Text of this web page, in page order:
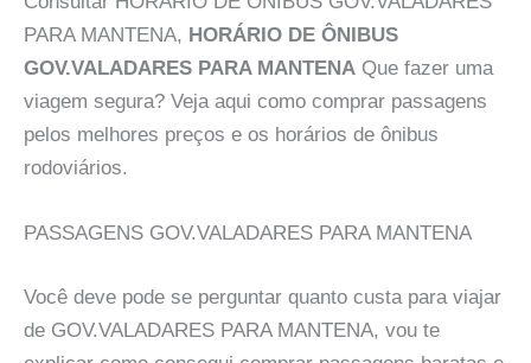
PARA MANTENA, HORÁRIO DE ÔNIBUS
GOV.VALADARES PARA MANTENA Que fazer uma
viagem segura? Veja aqui como comprar passagens
pelos melhores preços e os horários de ônibus
rodoviários.
PASSAGENS GOV.VALADARES PARA MANTENA
Você deve pode se perguntar quanto custa para viajar
de GOV.VALADARES PARA MANTENA, vou te